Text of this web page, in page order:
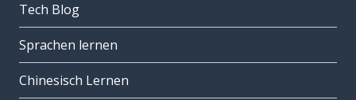
Tech Blog
Sprachen lernen
Chinesisch Lernen